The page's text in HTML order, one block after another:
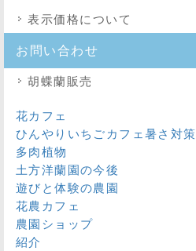
表示価格について
お問い合わせ
胡蝶蘭販売
花カフェ
ひんやりいちごカフェ暑さ対策
多肉植物
土方洋蘭園の今後
遊びと体験の農園
花農カフェ
農園ショップ
紹介